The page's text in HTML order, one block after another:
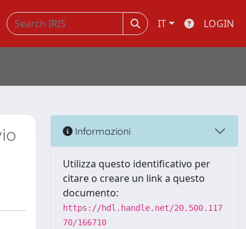
IT LOGIN
Informazioni
Utilizza questo identificativo per
citare o creare un link a questo
documento:
https://hdl.handle.net/20.500.117
70/166710